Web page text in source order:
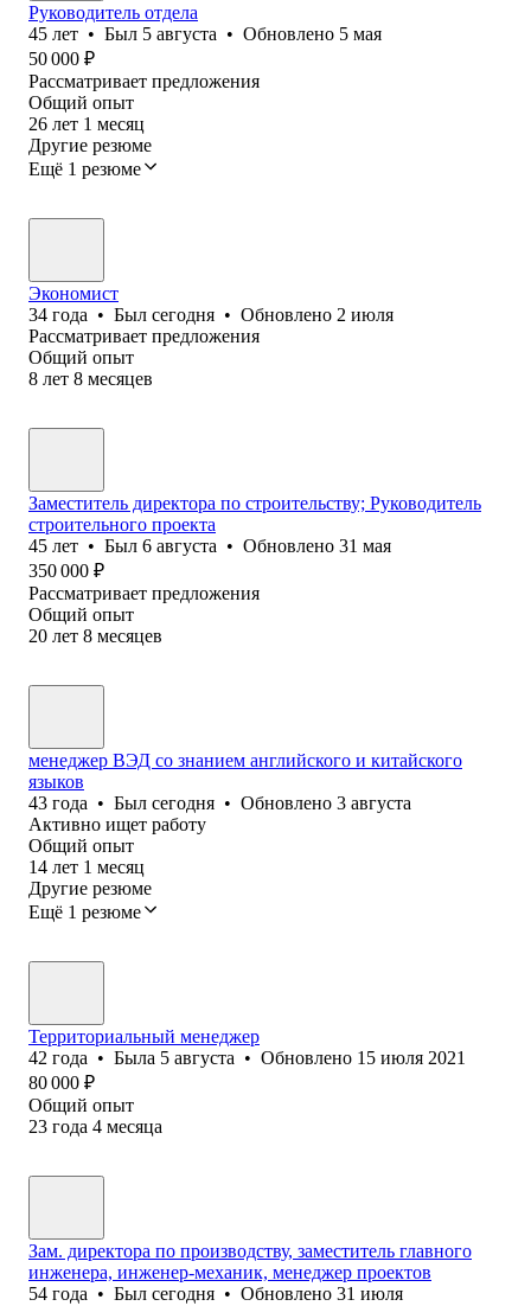
Руководитель отдела
45 лет • Был 5 августа • Обновлено 5 мая
50 000 ₽
Рассматривает предложения
Общий опыт
26 лет 1 месяц
Другие резюме
Ещё 1 резюме
Экономист
34 года • Был сегодня • Обновлено 2 июля
Рассматривает предложения
Общий опыт
8 лет 8 месяцев
Заместитель директора по строительству; Руководитель
строительного проекта
45 лет • Был 6 августа • Обновлено 31 мая
350 000 ₽
Рассматривает предложения
Общий опыт
20 лет 8 месяцев
менеджер ВЭД со знанием английского и китайского
языков
43 года • Был сегодня • Обновлено 3 августа
Активно ищет работу
Общий опыт
14 лет 1 месяц
Другие резюме
Ещё 1 резюме
Территориальный менеджер
42 года • Была 5 августа • Обновлено 15 июля 2021
80 000 ₽
Общий опыт
23 года 4 месяца
Зам. директора по производству, заместитель главного
инженера, инженер-механик, менеджер проектов
54 года • Был сегодня • Обновлено 31 июля